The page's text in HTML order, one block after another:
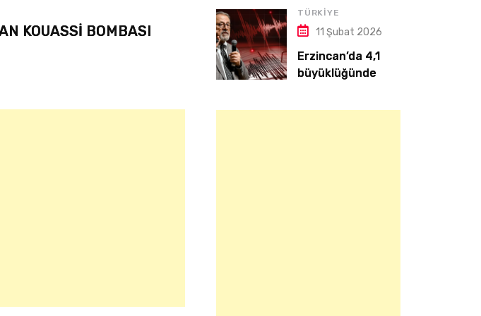
TAHİR – MERT – İBRAHİM TAKASI
7 Ağustos 2026
GÖNYELİ GENÇLERİ, SALİH
ÖZDEMİRTAŞ’A EMANET
TÜRKIYE
11 Şubat 2026
Erzincan’da 4,1
büyüklüğünde
Görür: Yeri hassas